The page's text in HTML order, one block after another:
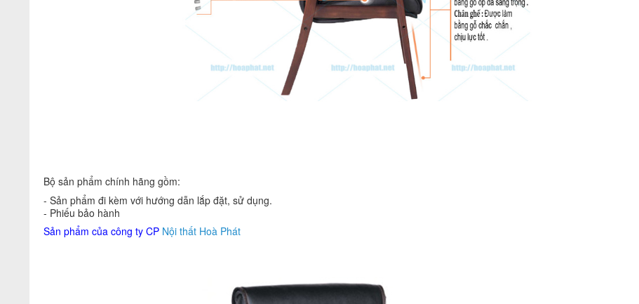
Bộ sản phẩm chính hãng gồm:
- Sản phẩm đi kèm với hướng dẫn lắp đặt, sử dụng.
- Phiếu bảo hành
Sản phẩm của công ty CP Nội thất Hoà Phát